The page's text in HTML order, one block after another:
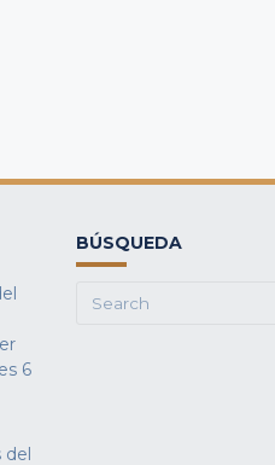
6
BÚSQUEDA
Search